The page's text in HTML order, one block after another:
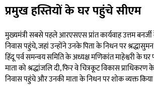
प्रमुख हस्तियों के घर पहुंचे सीएम
मुख्यमंत्री सबसे पहले आरएसएस प्रांत कार्यवाह उत्तम
निवास पहुंचे, जहां उन्होंने उनके पिता के निधन पर
हिंदू पर्व समन्वय समिति के अध्यक्ष मणिकांत माहेश्वरी के
माता को श्रद्धांजलि दी, फिर वे चित्रकूट विकास
निवास पहुंचे और उनकी माता के निधन पर शोक व्यक्त